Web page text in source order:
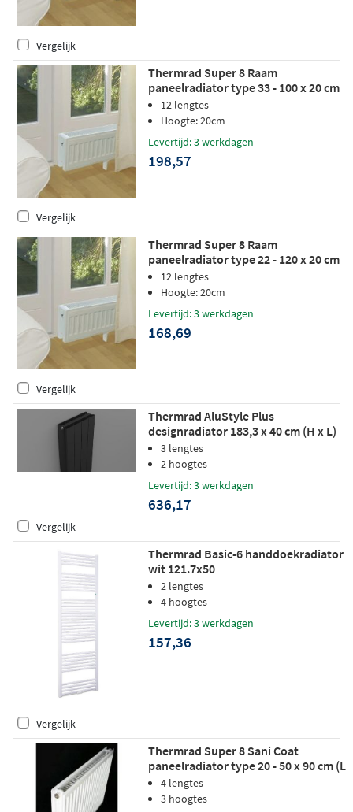
Vergelijk
Thermrad Super 8 Raam
paneelradiator type 33 - 100 x 20 cm
(L x H)
12 lengtes
Hoogte: 20cm
Levertijd: 3 werkdagen
198,57
Vergelijk
Thermrad Super 8 Raam
paneelradiator type 22 - 120 x 20 cm
(L x H)
12 lengtes
Hoogte: 20cm
Levertijd: 3 werkdagen
168,69
Vergelijk
Thermrad AluStyle Plus
designradiator 183,3 x 40 cm (H x L)
licht zwart
3 lengtes
2 hoogtes
Levertijd: 3 werkdagen
636,17
Vergelijk
Thermrad Basic-6 handdoekradiator
wit 121.7x50
2 lengtes
4 hoogtes
Levertijd: 3 werkdagen
157,36
Vergelijk
Thermrad Super 8 Sani Coat
paneelradiator type 20 - 50 x 90 cm (L
x H)4 lengtes
3 hoogtes